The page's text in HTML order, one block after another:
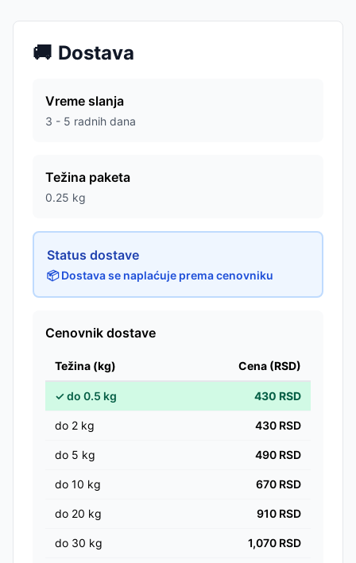
🚚 Dostava
Vreme slanja
3 - 5 radnih dana
Težina paketa
0.25 kg
Status dostave
📦 Dostava se naplaćuje prema cenovniku
Cenovnik dostave
Težina (kg) Cena (RSD)
✓do 0.5 kg 430 RSD
do 2 kg 430 RSD
do 5 kg 490 RSD
do 10 kg 670 RSD
do 20 kg 910 RSD
do 30 kg 1,070 RSD